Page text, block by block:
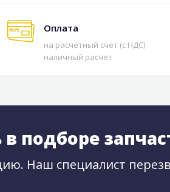
Оплата
на расчетный счет (с НДС)
наличный расчет
подборе
Наш специалист